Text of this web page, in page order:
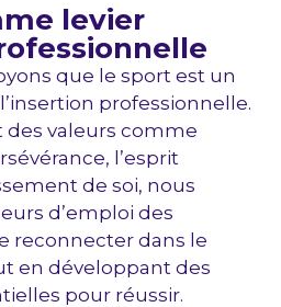
levier
que le sport est un
professionnelle.
des valeurs comme
l’esprit
de soi, nous
d’emploi des
reconnecter dans le
en développant des
pour réussir.